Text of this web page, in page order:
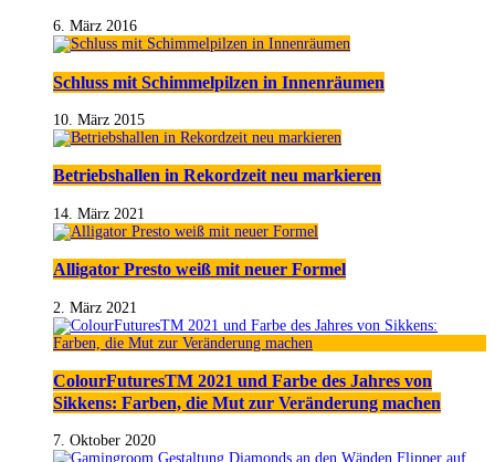
6. März 2016
Schluss mit Schimmelpilzen in Innenräumen
10. März 2015
Betriebshallen in Rekordzeit neu markieren
14. März 2021
Alligator Presto weiß mit neuer Formel
2. März 2021
ColourFuturesTM 2021 und Farbe des Jahres von
Sikkens: Farben, die Mut zur Veränderung machen
7. Oktober 2020